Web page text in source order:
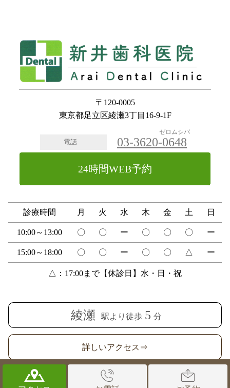
〒120-0005
東京都足立区綾瀬3丁目16-9-1F
電話 03-3620-0648
ゼロムシバ
24時間WEB予約
診療時間 月 火 水 木 金 土 日
10:00～13:00 〇 〇 ー 〇 〇 〇 ー
15:00～18:00 〇 〇 ー 〇 〇 △ ー
△：17:00まで【休診日】水・日・祝
綾瀬 駅より徒歩 5 分
詳しいアクセス⇒
© 新井歯科医院｜綾瀬の歯医者なら、綾瀬駅徒歩5分、歯の神経を抜か